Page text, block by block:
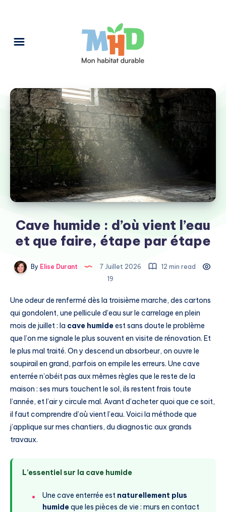
Cave humide : d’où vient l’eau
et que faire, étape par étape
By Elise Durant 7 Juillet 2026
12 min read
19
Une odeur de renfermé dès la troisième marche, des cartons
qui gondolent, une pellicule d’eau sur le carrelage en plein
mois de juillet : la cave humideest sans doute le problème
que l’on me signale le plus souvent en visite de rénovation. Et
le plus mal traité. On y descend un absorbeur, on ouvre le
soupirail en grand, parfois on empile les erreurs. Une cave
enterrée n’obéit pas aux mêmes règles que le reste de la
maison : ses murs touchent le sol, ils restent frais toute
l’année, et l’air y circule mal. Avant d’acheter quoi que ce soit,
il faut comprendre d’où vient l’eau. Voici la méthode que
j’applique sur mes chantiers, du diagnostic aux grands
travaux.
L’essentiel sur la cave humide
Une cave enterrée est naturellement plus
humideque les pièces de vie : murs en contact